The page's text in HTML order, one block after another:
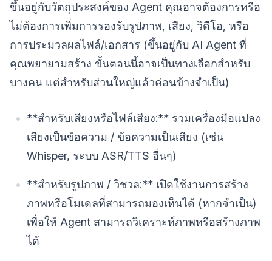
ขึ้นอยู่กับวัตถุประสงค์ของ Agent คุณอาจต้องการหรือ
ไม่ต้องการเพิ่มการรองรับรูปภาพ, เสียง, วิดีโอ, หรือ
การประมวลผลไฟล์/เอกสาร (ขึ้นอยู่กับ AI Agent ที่
คุณพยายามสร้าง ขั้นตอนนี้อาจเป็นทางเลือกสำหรับ
บางคน แต่สำหรับส่วนใหญ่แล้วค่อนข้างจำเป็น)
**สำหรับเสียงหรือไฟล์เสียง:** รวมเครื่องมือแปลง
เสียงเป็นข้อความ / ข้อความเป็นเสียง (เช่น
Whisper, ระบบ ASR/TTS อื่นๆ)
**สำหรับรูปภาพ / วิชวล:** เปิดใช้งานการสร้าง
ภาพหรือโมเดลที่สามารถมองเห็นได้ (หากจำเป็น)
เพื่อให้ Agent สามารถวิเคราะห์ภาพหรือสร้างภาพ
ได้